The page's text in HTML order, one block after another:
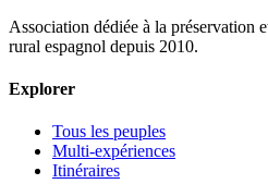
Association dédiée à la préservation
rural espagnol depuis 2010.
Explorer
Tous les peuples
Multi-expériences
Itinéraires